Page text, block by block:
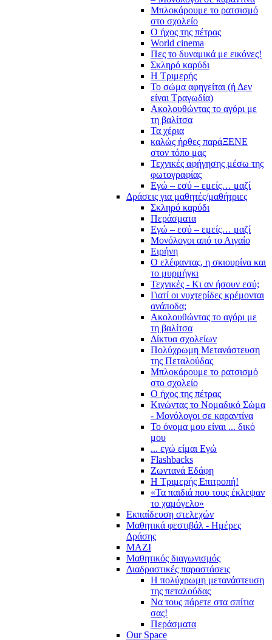
Μπλοκάρουμε το ρατσισμό
στο σχολείο
Ο ήχος της πέτρας
World cinema
Πες το δυναμικά με εικόνες!
Σκληρό καρύδι
Η Τριμερής
Το σώμα αφηγείται (ή Δεν
είναι Τραγωδία)
Ακολουθώντας το αγόρι με
τη βαλίτσα
Τα χέρια
καλώς ήρθες παράΞΕΝΕ
στον τόπο μας
Τεχνικές αφήγησης μέσω της
φωτογραφίας
Εγώ – εσύ – εμείς… μαζί
Δράσεις για μαθητές/μαθήτριες
Σκληρό καρύδι
Περάσματα
Εγώ – εσύ – εμείς… μαζί
Μονόλογοι από το Αιγαίο
Ειρήνη
Ο ελέφαντας, η σκιουρίνα και
το μυρμήγκι
Τεχνικές - Κι αν ήσουν εσύ;
Γιατί οι νυχτερίδες κρέμονται
ανάποδα;
Ακολουθώντας το αγόρι με
τη βαλίτσα
Δίκτυα σχολείων
Πολύχρωμη Μετανάστευση
της Πεταλούδας
Μπλοκάρουμε το ρατσισμό
στο σχολείο
Ο ήχος της πέτρας
Κινώντας το Νομαδικό Σώμα
- Μονόλογοι σε καραντίνα
Το όνομα μου είναι ... δικό
μου
... εγώ είμαι Εγώ
Flashbacks
Ζωντανά Εδάφη
Η Τριμερής Επιτροπή!
«Τα παιδιά που τους έκλεψαν
το χαμόγελο»
Εκπαίδευση στελεχών
Μαθητικά φεστιβάλ - Ημέρες
Δράσης
ΜΑΖΙ
Μαθητικός διαγωνισμός
Διαδραστικές παραστάσεις
Η πολύχρωμη μετανάστευση
της πεταλούδας
Να τους πάρετε στα σπίτια
σας!
Περάσματα
Our Space